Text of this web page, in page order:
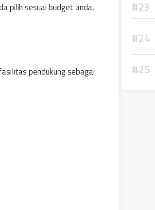
pilih sesuai budget anda,
pendukung sebagai